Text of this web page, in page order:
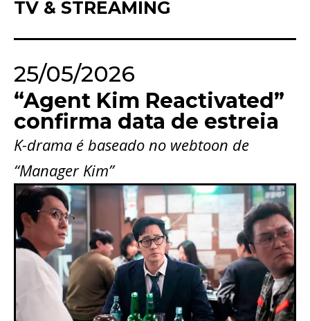
TV & STREAMING
25/05/2026
“Agent Kim Reactivated”
confirma data de estreia
K-drama é baseado no webtoon de
“Manager Kim”